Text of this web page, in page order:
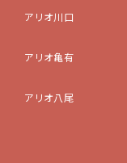
アリオ川口
アリオ亀有
アリオ八尾